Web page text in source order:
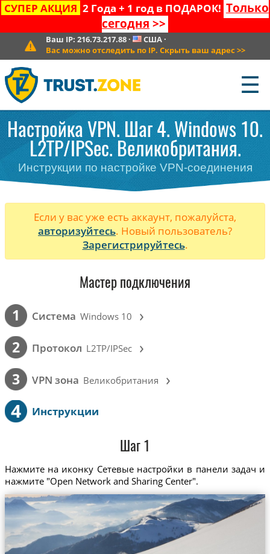
СУПЕР АКЦИЯ 2 Года + 1 год в ПОДАРОК! Только
сегодня >>
Ваш IP: 216.73.217.88· США·
Вас можно отследить по IP. Скрыть ваш адрес >>
☰
Настройка VPN. Шаг 4. Windows 10.
L2TP/IPSec. Великобритания.
Инструкции по настройке VPN-соединения
Если у вас уже есть аккаунт, пожалуйста,
авторизуйтесь. Новый пользователь?
Зарегистрируйтесь.
Мастер подключения
1 Cистема Windows 10 ›
2 Протокол L2TP/IPSec ›
3 VPN зона Великобритания ›
4 Инструкции
Шаг 1
Нажмите на иконку Сетевые настройки в панели задач и
нажмите "Open Network and Sharing Center".